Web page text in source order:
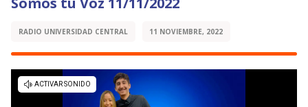
RADIO UNIVERSIDAD CENTRAL 11 NOVIEMBRE, 2022